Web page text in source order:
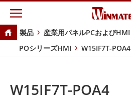
製品 産業用パネルPCおよびHMI
POシリーズHMI
W15IF7T-POA4
W15IF7T-POA4